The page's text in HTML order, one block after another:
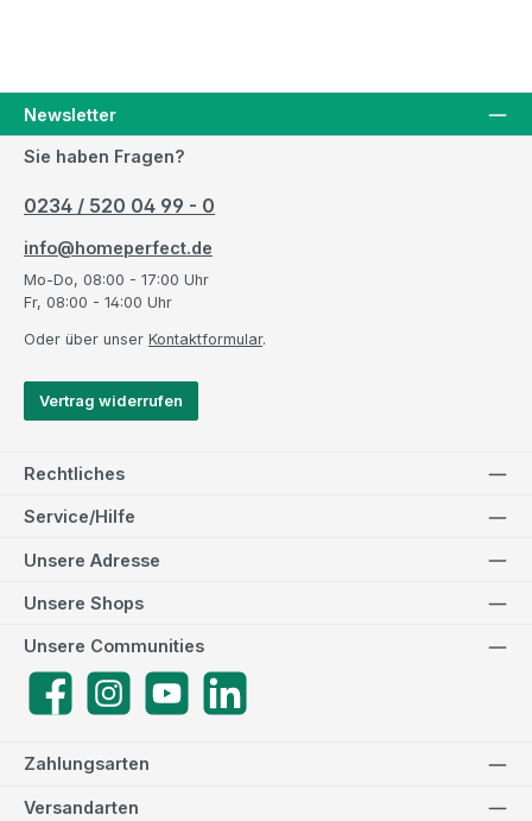
Newsletter
Sie haben Fragen?
0234 / 520 04 99 - 0
info@homeperfect.de
Mo-Do, 08:00 - 17:00 Uhr
Fr, 08:00 - 14:00 Uhr
Oder über unser Kontaktformular.
Vertrag widerrufen
Rechtliches
Service/Hilfe
Zahlungsarten
Versandarten
Unsere Adresse
Unsere Communities
FacebookInstagramYouTube
Unsere Shops